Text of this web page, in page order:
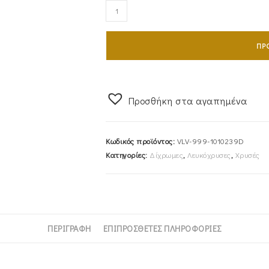
Ζευγάρι
Βέρες
999- Προσθήκη στα αγαπημένα
Κωδικός προϊόντος: VLV-999-1010239D
Κατηγορίες: Δίχρωμες, Λευκόχρυσες, Χρυσές
ΠΕΡΙΓΡΑΦΉ ΕΠΙΠΡΌΣΘΕΤΕΣ ΠΛΗΡΟΦΟΡΊΕΣ